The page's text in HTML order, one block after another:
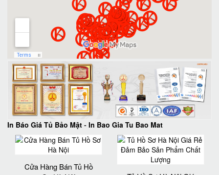
In Báo Giá Tủ Bảo Mật - In Bao Gia Tu Bao Mat
Cửa Hàng Bán Tủ Hồ